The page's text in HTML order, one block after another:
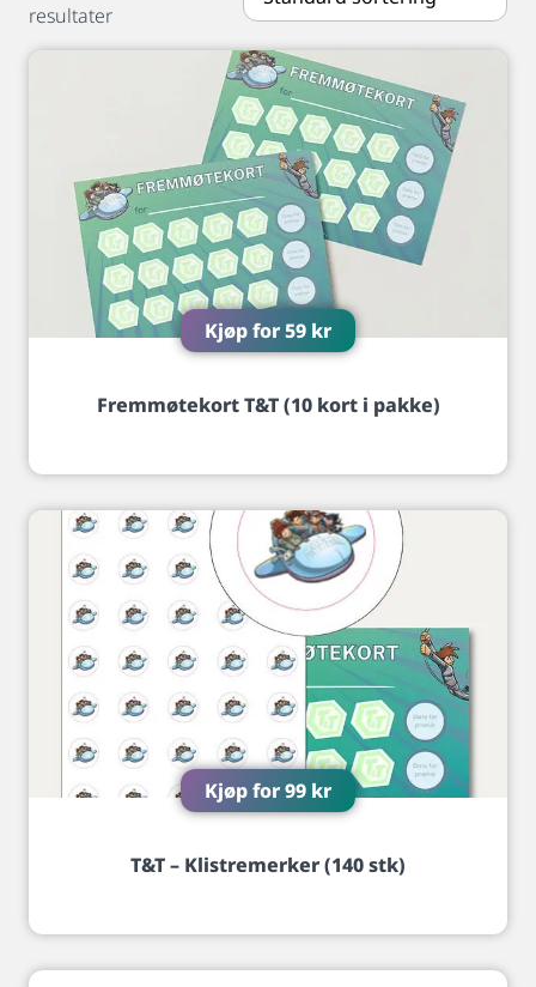
resultater
Kjøp for59 kr
Fremmøtekort T&T (10 kort i pakke)
Kjøp for99 kr
T&T – Klistremerker (140 stk)